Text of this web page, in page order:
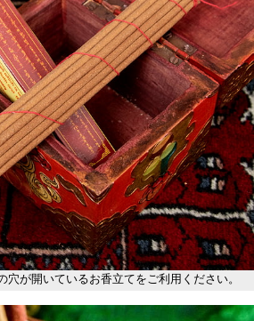
穴が開いているお香立てをご利用ください。